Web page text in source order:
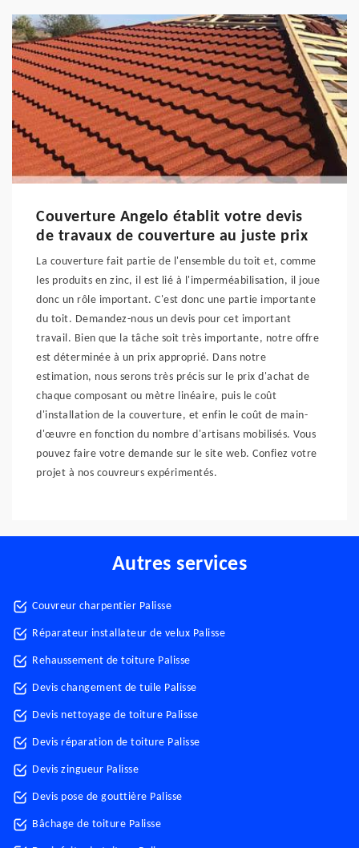
Couverture Angelo établit votre devis
de travaux de couverture au juste prix
La couverture fait partie de l'ensemble du toit et, comme
les produits en zinc, il est lié à l'imperméabilisation, il joue
donc un rôle important. C'est donc une partie importante
du toit. Demandez-nous un devis pour cet important
travail. Bien que la tâche soit très importante, notre offre
est déterminée à un prix approprié. Dans notre
estimation, nous serons très précis sur le prix d'achat de
chaque composant ou mètre linéaire, puis le coût
d'installation de la couverture, et enfin le coût de main-
d'œuvre en fonction du nombre d'artisans mobilisés. Vous
pouvez faire votre demande sur le site web. Confiez votre
projet à nos couvreurs expérimentés.
Autres services
Couvreur charpentier Palisse
Réparateur installateur de velux Palisse
Rehaussement de toiture Palisse
Devis changement de tuile Palisse
Devis nettoyage de toiture Palisse
Devis réparation de toiture Palisse
Devis zingueur Palisse
Devis pose de gouttière Palisse
Bâchage de toiture Palisse